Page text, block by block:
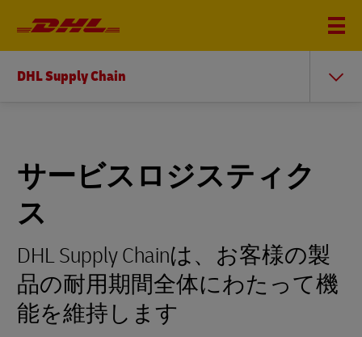
DHL Supply Chain
サービスロジスティク
ス
DHL Supply Chainは、お客様の製
品の耐用期間全体にわたって機
能を維持します